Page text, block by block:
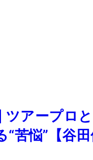
ツアープロ
“苦悩”【谷田